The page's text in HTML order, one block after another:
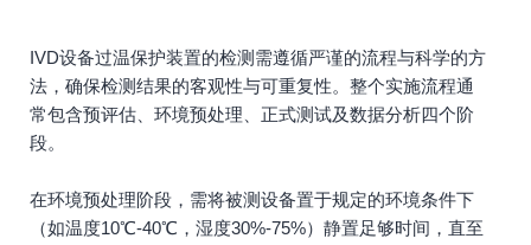
IVD设备过温保护装置的检测需遵循严谨的流程与科学的方
法，确保检测结果的客观性与可重复性。整个实施流程通
常包含预评估、环境预处理、正式测试及数据分析四个阶
段。
在环境预处理阶段，需将被测设备置于规定的环境条件下
（如温度10℃-40℃，湿度30%-75%）静置足够时间，直至